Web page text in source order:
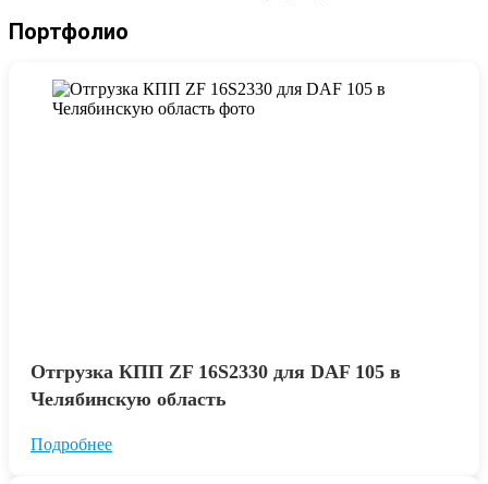
Портфолио
Отгрузка КПП ZF 16S2330 для DAF 105 в
Челябинскую область
Подробнее